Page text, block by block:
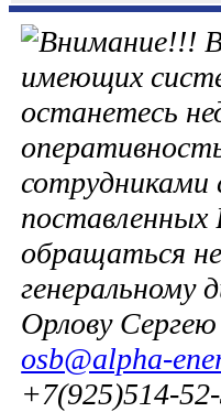
имеющих
останетесь
сотрудниками
поставленных
обращаться
генеральному
Орлову
osb@alpha-
+7(925)514-